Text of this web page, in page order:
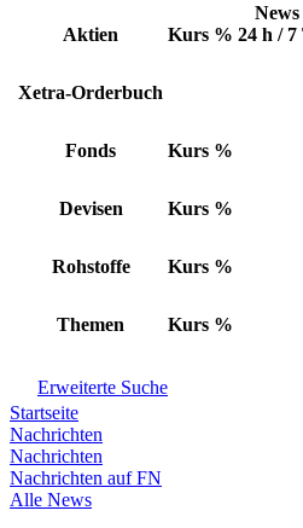
Aktien Kurs %
News
24 h / 7
Xetra-Orderbuch
Fonds Kurs %
Devisen Kurs %
Rohstoffe Kurs %
Themen Kurs %
Erweiterte Suche
Startseite
Nachrichten
Nachrichten
Nachrichten auf FN
Alle News